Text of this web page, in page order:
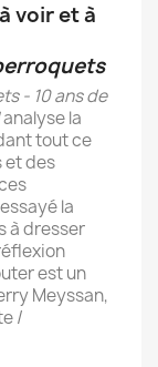
voir et à
- 10 ans de
analyse la
tout ce
et des
la
à dresser
est un
Meyssan,
/